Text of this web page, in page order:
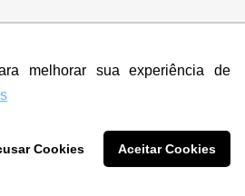
melhorar sua experiência de
Cookies Aceitar Cookies
SUA MARCA
e utilizar seus dados para enviar
Confira asPolíticas de Privacidade.